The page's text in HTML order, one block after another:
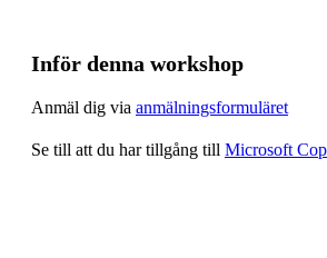
Inför denna workshop
Anmäl dig via anmälningsformuläret
Se till att du har tillgång till Microsoft